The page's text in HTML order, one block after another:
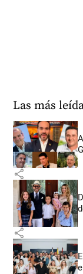
Las más
share
share